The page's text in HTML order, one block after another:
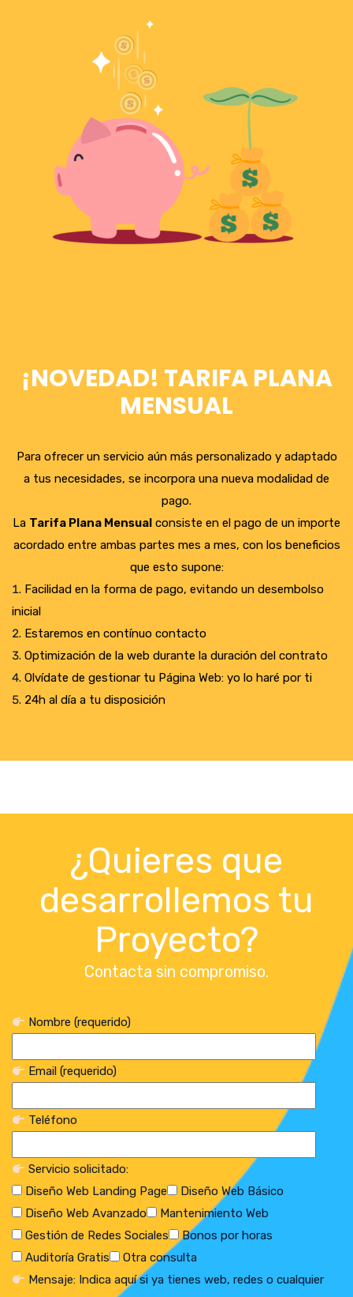
¡NOVEDAD! TARIFA PLANA
MENSUAL
Para ofrecer un servicio aún más personalizado y adaptado
a tus necesidades, se incorpora una nueva modalidad de
pago.
La Tarifa Plana Mensual consiste en el pago de un importe
acordado entre ambas partes mes a mes, con los beneficios
que esto supone:
Facilidad en la forma de pago, evitando un desembolso
inicial
Estaremos en contínuo contacto
Optimización de la web durante la duración del contrato
Olvídate de gestionar tu Página Web: yo lo haré por ti
24h al día a tu disposición
¿Quieres que
desarrollemos tu
Proyecto?
Contacta sin compromiso.
Nombre (requerido)
Email (requerido)
Teléfono
Servicio solicitado:
Diseño Web Landing Page
Diseño Web Básico
Diseño Web Avanzado
Mantenimiento Web
Gestión de Redes Sociales
Bonos por horas
Auditoría Gratis
Otra consulta
Mensaje: Indica aquí si ya tienes web, redes o cualquier